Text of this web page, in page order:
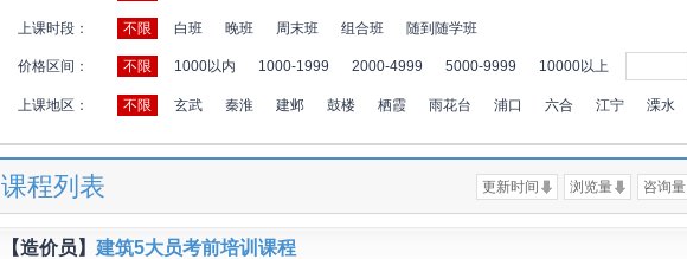
上课时段： 不限 白班 晚班 周末班 组合班 随到随学班
价格区间： 不限 1000以内 1000-1999 2000-4999 5000-9999 10000以上
上课地区： 不限 玄武 秦淮 建邺 鼓楼 栖霞 雨花台 浦口 六合 江宁 溧水
课程列表 咨询量
浏览量
更新时间
【造价员】 建筑5大员考前培训课程